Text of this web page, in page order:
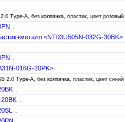
Type-A, без колпачка, пластик, цвет розовый
<NT03U505N-032G-30BK>
016G-20PK>
2.0 Type-A, без колпачка, пластик, цвет синий